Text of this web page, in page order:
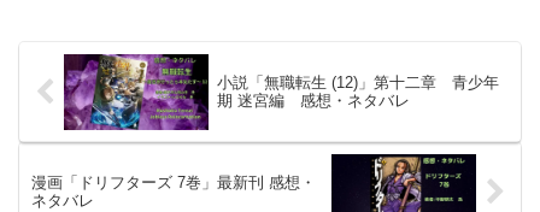
小説「無職転生 (12)」第十二章 青少年
期 迷宮編 感想・ネタバレ
漫画「ドリフターズ 7巻」最新刊 感想・
ネタバレ